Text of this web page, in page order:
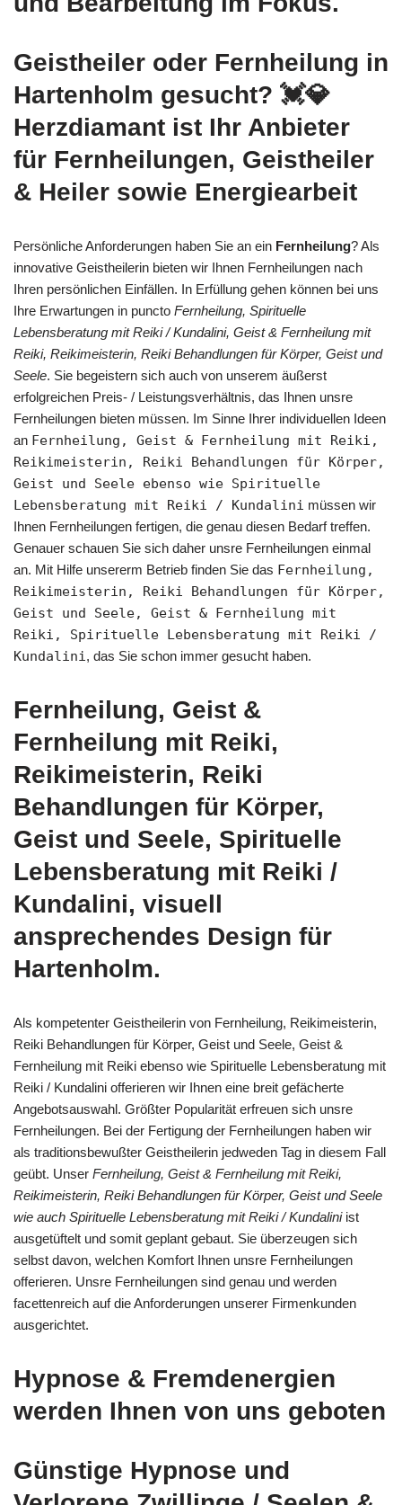
Geistheiler oder Fernheilung in
Hartenholm gesucht? 💓️💎
Herzdiamant ist Ihr Anbieter
für Fernheilungen, Geistheiler
& Heiler sowie Energiearbeit
Persönliche Anforderungen haben Sie an ein Fernheilung? Als
innovative Geistheilerin bieten wir Ihnen Fernheilungen nach
Ihren persönlichen Einfällen. In Erfüllung gehen können bei uns
Ihre Erwartungen in puncto Fernheilung, Spirituelle
Lebensberatung mit Reiki / Kundalini, Geist & Fernheilung mit
Reiki, Reikimeisterin, Reiki Behandlungen für Körper, Geist und
Seele. Sie begeistern sich auch von unserem äußerst
erfolgreichen Preis- / Leistungsverhältnis, das Ihnen unsre
Fernheilungen bieten müssen. Im Sinne Ihrer individuellen Ideen
an Fernheilung, Geist & Fernheilung mit Reiki,
Reikimeisterin, Reiki Behandlungen für Körper,
Geist und Seele ebenso wie Spirituelle
Lebensberatung mit Reiki / Kundalini müssen wir
Ihnen Fernheilungen fertigen, die genau diesen Bedarf treffen.
Genauer schauen Sie sich daher unsre Fernheilungen einmal
an. Mit Hilfe unsererm Betrieb finden Sie das Fernheilung,
Reikimeisterin, Reiki Behandlungen für Körper,
Geist und Seele, Geist & Fernheilung mit
Reiki, Spirituelle Lebensberatung mit Reiki /
Kundalini, das Sie schon immer gesucht haben.
Fernheilung, Geist &
Fernheilung mit Reiki,
Reikimeisterin, Reiki
Behandlungen für Körper,
Geist und Seele, Spirituelle
Lebensberatung mit Reiki /
Kundalini, visuell
ansprechendes Design für
Hartenholm.
Als kompetenter Geistheilerin von Fernheilung, Reikimeisterin,
Reiki Behandlungen für Körper, Geist und Seele, Geist &
Fernheilung mit Reiki ebenso wie Spirituelle Lebensberatung mit
Reiki / Kundalini offerieren wir Ihnen eine breit gefächerte
Angebotsauswahl. Größter Popularität erfreuen sich unsre
Fernheilungen. Bei der Fertigung der Fernheilungen haben wir
als traditionsbewußter Geistheilerin jedweden Tag in diesem Fall
geübt. Unser Fernheilung, Geist & Fernheilung mit Reiki,
Reikimeisterin, Reiki Behandlungen für Körper, Geist und Seele
wie auch Spirituelle Lebensberatung mit Reiki / Kundaliniist
ausgetüftelt und somit geplant gebaut. Sie überzeugen sich
selbst davon, welchen Komfort Ihnen unsre Fernheilungen
offerieren. Unsre Fernheilungen sind genau und werden
facettenreich auf die Anforderungen unserer Firmenkunden
ausgerichtet.
Hypnose & Fremdenergien
werden Ihnen von uns geboten
Günstige Hypnose und